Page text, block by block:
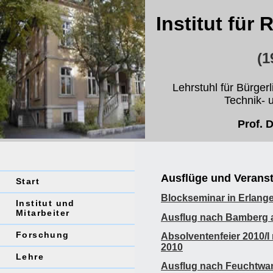
Institut für
Lehrstuhl für
Technik-
Prof.
Start
Institut und
Mitarbeiter
Forschung
Lehre
Ausflüge und
Blockseminar in
Ausflug nach Bamberg
Absolventenfeier 2010/
2010
Ausflug nach